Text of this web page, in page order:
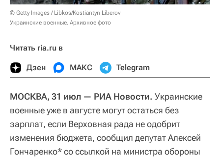
© Getty Images / Libkos/Kostiantyn Liberov
Украинские военные. Архивное фото
Читать ria.ru в
Дзен МАКС Telegram
МОСКВА, 31 июл — РИА Новости. Украинские
военные уже в августе могут остаться без
зарплат, если Верховная рада не одобрит
изменения бюджета, сообщил депутат Алексей
Гончаренко* со ссылкой на министра обороны